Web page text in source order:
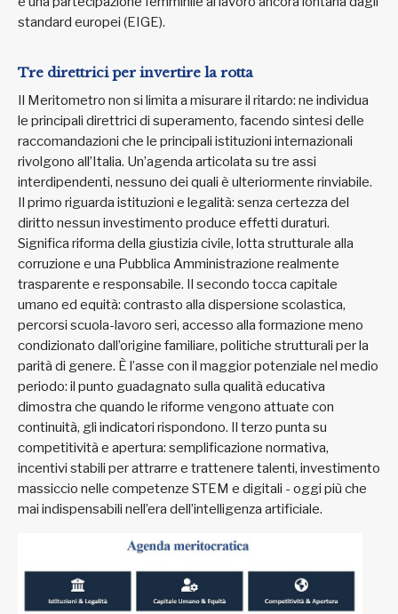
standard europei (EIGE).
Tre direttrici per invertire la rotta
Il Meritometro non si limita a misurare il ritardo: ne individua
le principali direttrici di superamento, facendo sintesi delle
raccomandazioni che le principali istituzioni internazionali
rivolgono all’Italia. Un’agenda articolata su tre assi
interdipendenti, nessuno dei quali è ulteriormente rinviabile.
Il primo riguarda istituzioni e legalità: senza certezza del
diritto nessun investimento produce effetti duraturi.
Significa riforma della giustizia civile, lotta strutturale alla
corruzione e una Pubblica Amministrazione realmente
trasparente e responsabile. Il secondo tocca capitale
umano ed equità: contrasto alla dispersione scolastica,
percorsi scuola-lavoro seri, accesso alla formazione meno
condizionato dall’origine familiare, politiche strutturali per la
parità di genere. È l’asse con il maggior potenziale nel medio
periodo: il punto guadagnato sulla qualità educativa
dimostra che quando le riforme vengono attuate con
continuità, gli indicatori rispondono. Il terzo punta su
competitività e apertura: semplificazione normativa,
incentivi stabili per attrarre e trattenere talenti, investimento
massiccio nelle competenze STEM e digitali - oggi più che
mai indispensabili nell’era dell’intelligenza artificiale.